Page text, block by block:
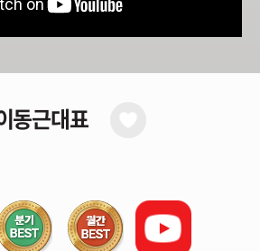
동근대표